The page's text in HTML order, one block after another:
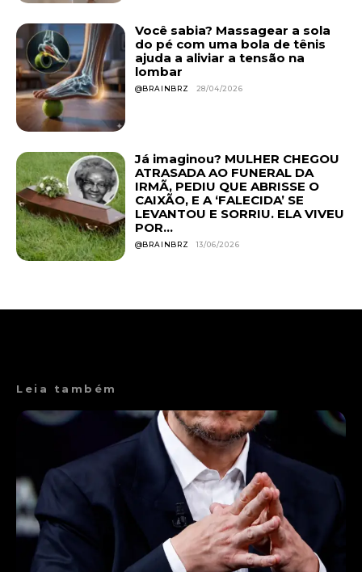
Você sabia? Massagear a sola
do pé com uma bola de tênis
ajuda a aliviar a tensão na
lombar
@BRAINBRZ 28/04/2026
Já imaginou? MULHER CHEGOU
ATRASADA AO FUNERAL DA
IRMÃ, PEDIU QUE ABRISSE O
CAIXÃO, E A ‘FALECIDA’ SE
LEVANTOU E SORRIU. ELA VIVEU
POR...
@BRAINBRZ 13/06/2026
Leia também